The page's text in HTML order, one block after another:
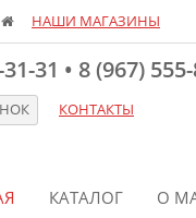
НАШИ МАГАЗИНЫ
31 • 8 (967)
КОНТАКТЫ
КАТАЛОГ О